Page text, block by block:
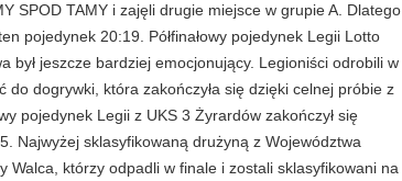
SPOD TAMY i zajęli drugie miejsce w grupie A. Dlatego
pojedynek 20:19. Półfinałowy pojedynek Legii Lotto
był jeszcze bardziej emocjonujący. Legioniści odrobili w
do dogrywki, która zakończyła się dzięki celnej próbie z
pojedynek Legii z UKS 3 Żyrardów zakończył się
Najwyżej sklasyfikowaną drużyną z Województwa
Walca, którzy odpadli w finale i zostali sklasyfikowani na